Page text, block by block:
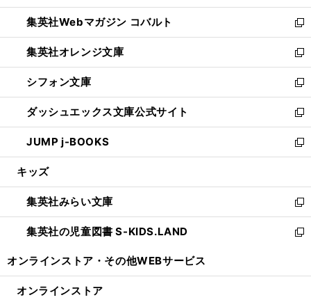
開
く
ウ
で
開
く
ン
ド
ウ
で
開
く
ウ
ィ
ン
ド
ウ
で
開
く
集英社Webマガジン コバルト
新
し
い
ウ
ィ
ン
ド
ウ
で
開
集英社オレンジ文庫
新
し
い
ウ
ィ
ン
ド
ウ
開
く
シフォン文庫
新
し
い
ウ
ィ
ン
ウ
で
開
く
ダッシュエックス文庫公式サイト
新
し
い
ウ
ン
ド
ウ
で
JUMP j-BOOKS
新
し
ウ
ィ
ン
ド
開
キッズ
集英社みらい文庫
新
し
い
ン
集英社の児童図書 S-KIDS.LAND
新
ウ
オンラインストア・ その他WEBサービス
オンラインストア